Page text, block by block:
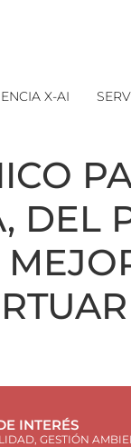
X-AI
DEL
INTERÉS
GESTIÓN